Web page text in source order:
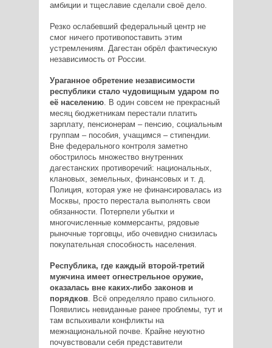
амбиции и тщеславие сделали своё дело.
Резко ослабевший федеральный центр не
смог ничего противопоставить этим
устремлениям. Дагестан обрёл фактическую
независимость от России.
Ураганное обретение независимости
республики стало чудовищным ударом по
её населению. В один совсем не прекрасный
месяц бюджетникам перестали платить
зарплату, пенсионерам – пенсию, социальным
группам – пособия, учащимся – стипендии.
Вне федерального контроля заметно
обострилось множество внутренних
дагестанских противоречий: национальных,
клановых, земельных, финансовых и т. д.
Полиция, которая уже не финансировалась из
Москвы, просто перестала выполнять свои
обязанности. Потерпели убытки и
многочисленные коммерсанты, рядовые
рыночные торговцы, ибо очевидно снизилась
покупательная способность населения.
Республика, где каждый второй-­третий
мужчина имеет огнестрельное оружие,
оказалась вне каких­-либо законов и
порядков. Всё определяло право сильного.
Появились невиданные ранее проблемы, тут и
там вспыхивали конфликты на
межнациональной почве. Крайне неуютно
почувствовали себя представители